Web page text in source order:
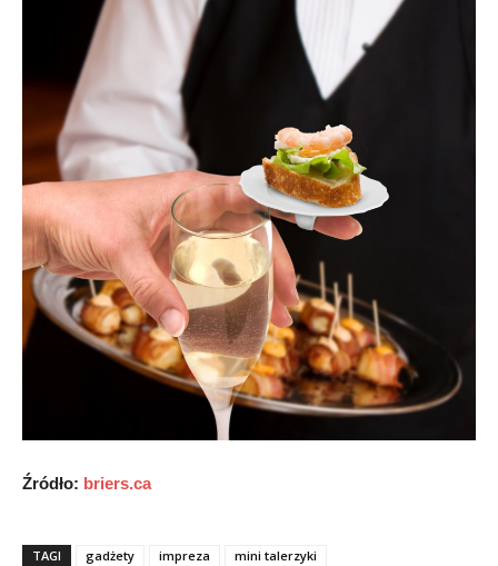
Źródło: briers.ca
TAGI gadżety impreza mini talerzyki